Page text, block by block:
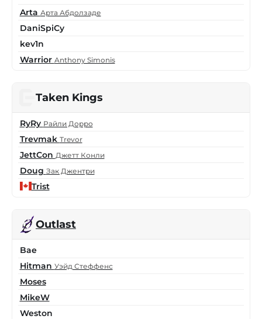
Arta Арта Абдолзаде
DaniSpiCy
kev1n
Warrior Anthony Simonis
Taken Kings
RyRy Райли Дорро
Trevmak Trevor
JettCon Джетт Конли
Doug Зак Джентри
Trist
Outlast
Bae
Hitman Уэйд Стеффенс
Moses
MikeW
Weston